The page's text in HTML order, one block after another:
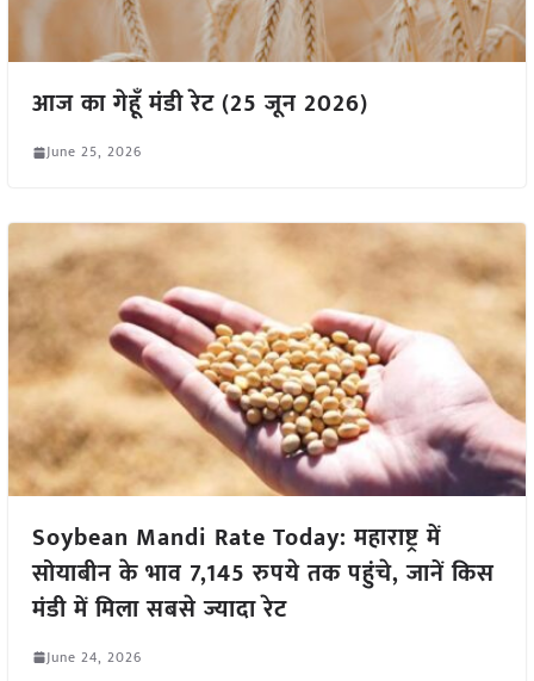
आज का गेहूँ मंडी रेट (25 जून 2026)
June 25, 2026
Soybean Mandi Rate Today: महाराष्ट्र में
सोयाबीन के भाव 7,145 रुपये तक पहुंचे, जानें किस
मंडी में मिला सबसे ज्यादा रेट
June 24, 2026